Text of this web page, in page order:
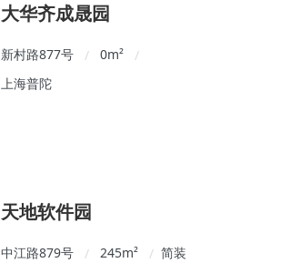
大华齐成晟园
新村路877号 / 0m²
/
上海普陀
天地软件园
中江路879号 / 245m² / 简装